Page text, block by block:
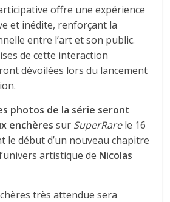
offre une expérience
et inédite, renforçant la
entre l’art et son public.
de cette interaction
dévoilées lors du lancement
photos de la série seront
enchères sur SuperRarele 16
le début d’un nouveau chapitre
artistique de Nicolas
très attendue sera